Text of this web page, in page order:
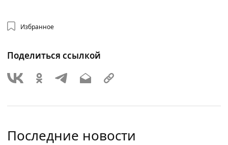
Избранное
Поделиться ссылкой
Последние новости